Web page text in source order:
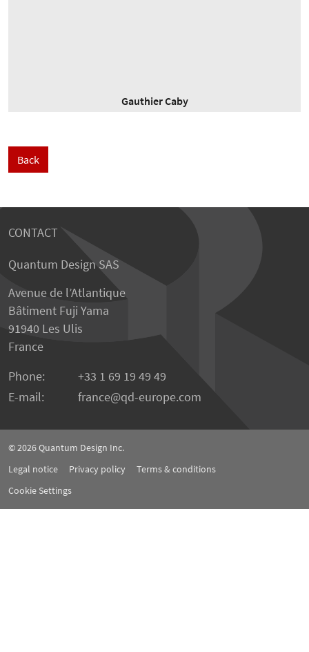
Gauthier Caby
Back
CONTACT
Quantum Design SAS
Avenue de l’Atlantique
Bâtiment Fuji Yama
91940 Les Ulis
France
Phone:
+33 1 69 19 49 49
E-mail:
france qd-europe.com
© 2026Quantum Design Inc.
Legal notice
Privacy policy
Terms & conditions
Cookie Settings